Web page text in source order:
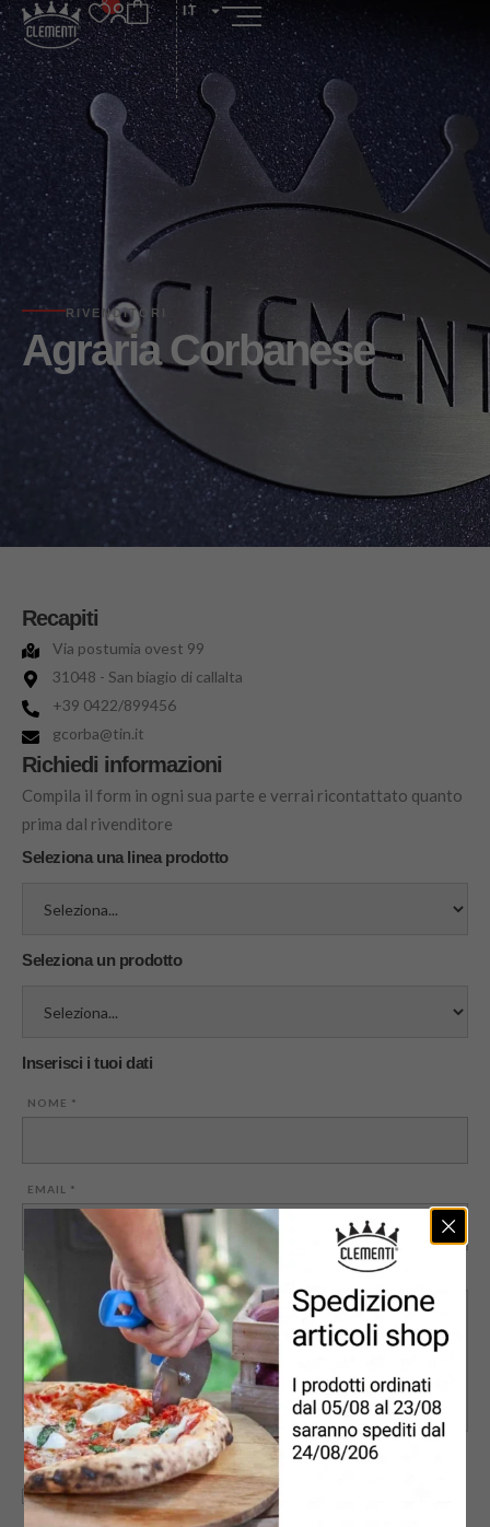
IT
RIVENDITORI
Agraria Corbanese
Recapiti
Via postumia ovest 99
31048 - San biagio di callalta
+39 0422/899456
gcorba@tin.it
Richiedi informazioni
Compila il form in ogni sua parte e verrai ricontattato quanto
prima dal rivenditore
Seleziona una linea prodotto
Seleziona un prodotto
Inserisci i tuoi dati
NOME *
EMAIL *
MESSAGGIO
PRIVACY*
Accetto la politica sulla privacy e autorizzo il trattamento dei miei dati
personali secondo le leggi vigenti.